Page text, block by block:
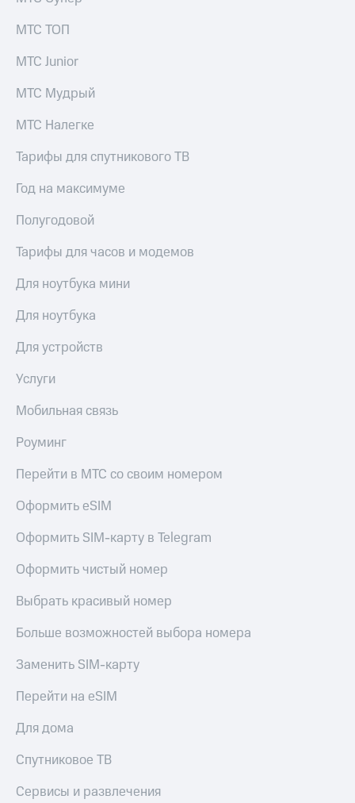
МТС ТОП
МТС Junior
МТС Мудрый
МТС Налегке
Тарифы для спутникового ТВ
Год на максимуме
Полугодовой
Тарифы для часов и модемов
Для ноутбука мини
Для ноутбука
Для устройств
Услуги
Мобильная связь
Роуминг
Перейти в МТС со своим номером
Оформить eSIM
Оформить SIM-карту в Telegram
Оформить чистый номер
Выбрать красивый номер
Больше возможностей выбора номера
Заменить SIM-карту
Перейти на eSIM
Для дома
Спутниковое ТВ
Сервисы и развлечения